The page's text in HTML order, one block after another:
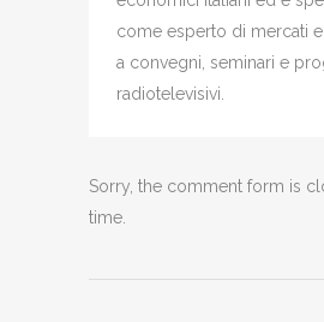
come esperto di mercati
a convegni, seminari e
radiotelevisivi.
Sorry, the comment form is
time.